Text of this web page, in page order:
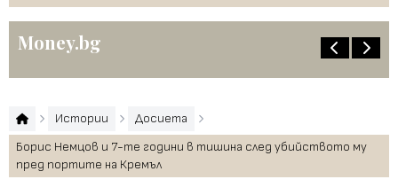
Money.bg
Истории
Досиета
Борис Немцов и 7-те години в тишина след убийството му
пред портите на Кремъл